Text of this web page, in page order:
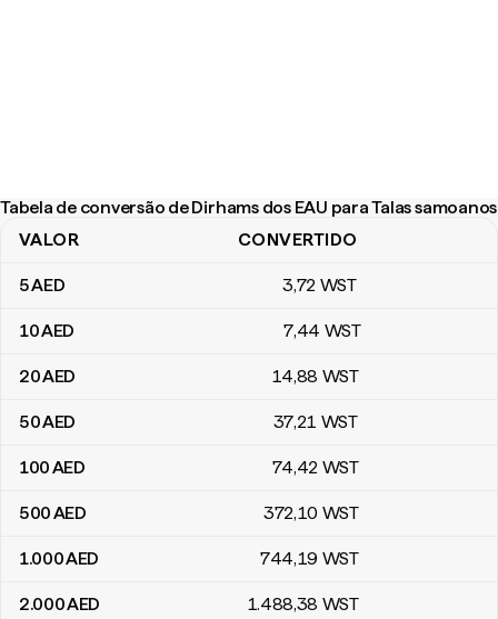
Tabela de conversão de Dirhams dos EAU para Talas samoanos
Tabela de conversão de Dirhams dos EAU para Talas samoanos
VALOR CONVERTIDO
5AED 3,72 WST
10AED 7,44 WST
20AED 14,88 WST
50AED 37,21 WST
100AED 74,42 WST
500AED 372,10 WST
1.000AED 744,19 WST
2.000AED 1.488,38 WST